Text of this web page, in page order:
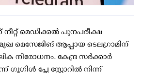
മെഡിക്കല്‍ പുനപരീക്ഷ
മെസേജിങ് ആപ്പായ ടെലഗ്രാമിന്
നിരോധനം. കേന്ദ്ര സര്‍ക്കാര്‍
ഗൂഗിള്‍ പ്ലേ സ്റ്റോറില്‍ നിന്ന്